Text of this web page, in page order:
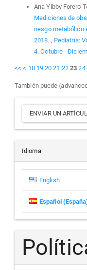
Ana Yibby Forero
Mediciones de
riesgo metabólico
2018. , Pediatría:
4. Octubre -
<< < 18 19 20 21 22 23 24
También puede
Enviar
un
ENVIAR UN
Idioma
English
Español